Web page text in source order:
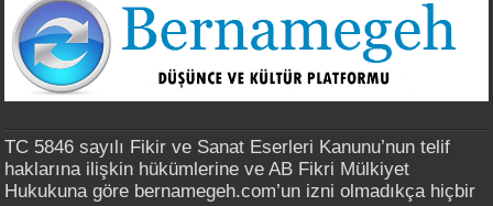
TC 5846 sayılı Fikir ve Sanat Eserleri Kanunu’nun telif
haklarına ilişkin hükümlerine ve AB Fikri Mülkiyet
Hukukuna göre bernamegeh.com’un izni olmadıkça hiçbir